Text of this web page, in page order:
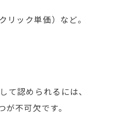
クリック単価）など。
て認められるには、
が不可欠です。